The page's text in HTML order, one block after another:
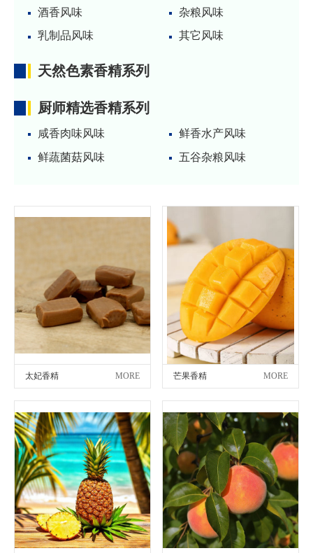
酒香风味
杂粮风味
乳制品风味
其它风味
天然色素香精系列
厨师精选香精系列
咸香肉味风味
鲜香水产风味
鲜蔬菌菇风味
五谷杂粮风味
太妃香精 MORE 芒果香精 MORE